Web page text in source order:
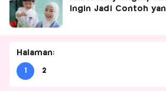
Ingin Jadi Contoh
Halaman:
1 2